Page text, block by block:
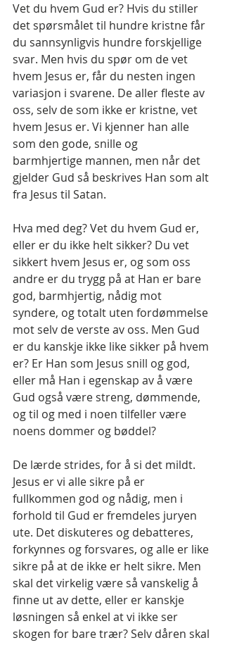
Vet du hvem Gud er? Hvis du stiller
det spørsmålet til hundre kristne får
du sannsynligvis hundre forskjellige
svar. Men hvis du spør om de vet
hvem Jesus er, får du nesten ingen
variasjon i svarene. De aller fleste av
oss, selv de som ikke er kristne, vet
hvem Jesus er. Vi kjenner han alle
som den gode, snille og
barmhjertige mannen, men når det
gjelder Gud så beskrives Han som alt
fra Jesus til Satan.
Hva med deg? Vet du hvem Gud er,
eller er du ikke helt sikker? Du vet
sikkert hvem Jesus er, og som oss
andre er du trygg på at Han er bare
god, barmhjertig, nådig mot
syndere, og totalt uten fordømmelse
mot selv de verste av oss. Men Gud
er du kanskje ikke like sikker på hvem
er? Er Han som Jesus snill og god,
eller må Han i egenskap av å være
Gud også være streng, dømmende,
og til og med i noen tilfeller være
noens dommer og bøddel?
De lærde strides, for å si det mildt.
Jesus er vi alle sikre på er
fullkommen god og nådig, men i
forhold til Gud er fremdeles juryen
ute. Det diskuteres og debatteres,
forkynnes og forsvares, og alle er like
sikre på at de ikke er helt sikre. Men
skal det virkelig være så vanskelig å
finne ut av dette, eller er kanskje
løsningen så enkel at vi ikke ser
skogen for bare trær? Selv dåren skal